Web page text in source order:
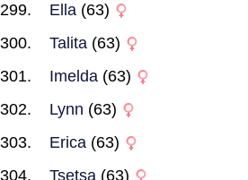
Ella (63)
Talita (63)
Imelda (63)
Lynn (63)
Erica (63)
Tsetsa (63)